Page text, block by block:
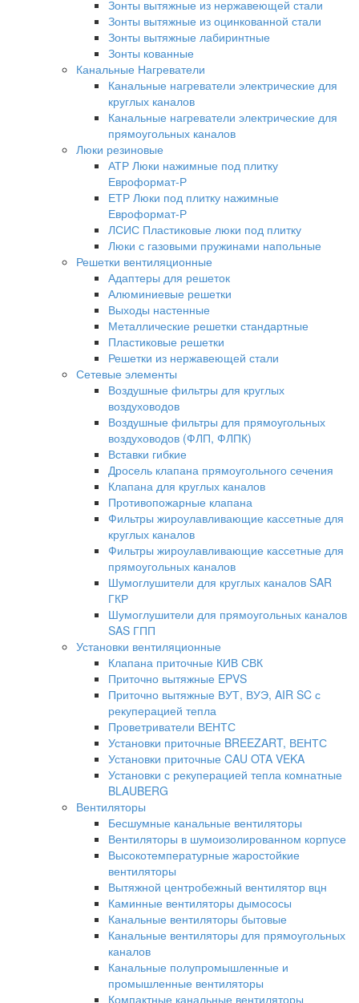
Зонты вытяжные из нержавеющей стали
Зонты вытяжные из оцинкованной стали
Зонты вытяжные лабиринтные
Зонты кованные
Канальные Нагреватели
Канальные нагреватели электрические для
круглых каналов
Канальные нагреватели электрические для
прямоугольных каналов
Люки резиновые
АТР Люки нажимные под плитку
Евроформат-Р
ЕТР Люки под плитку нажимные
Евроформат-Р
ЛСИС Пластиковые люки под плитку
Люки с газовыми пружинами напольные
Решетки вентиляционные
Адаптеры для решеток
Алюминиевые решетки
Выходы настенные
Металлические решетки стандартные
Пластиковые решетки
Решетки из нержавеющей стали
Сетевые элементы
Воздушные фильтры для круглых
воздуховодов
Воздушные фильтры для прямоугольных
воздуховодов (ФЛП, ФЛПК)
Вставки гибкие
Дросель клапана прямоугольного сечения
Клапана для круглых каналов
Противопожарные клапана
Фильтры жироулавливающие кассетные для
круглых каналов
Фильтры жироулавливающие кассетные для
прямоугольных каналов
Шумоглушители для круглых каналов SAR
ГКР
Шумоглушители для прямоугольных каналов
SAS ГПП
Установки вентиляционные
Клапана приточные КИВ СВК
Приточно вытяжные EPVS
Приточно вытяжные ВУТ, ВУЭ, AIR SC с
рекуперацией тепла
Проветриватели ВЕНТС
Установки приточные BREEZART, ВЕНТС
Установки приточные CAU OTA VEKA
Установки с рекуперацией тепла комнатные
BLAUBERG
Вентиляторы
Бесшумные канальные вентиляторы
Вентиляторы в шумоизолированном корпусе
Высокотемпературные жаростойкие
вентиляторы
Вытяжной центробежный вентилятор вцн
Каминные вентиляторы дымососы
Канальные вентиляторы бытовые
Канальные вентиляторы для прямоугольных
каналов
Канальные полупромышленные и
промышленные вентиляторы
Компактные канальные вентиляторы